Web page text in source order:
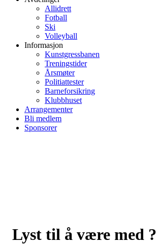
Allidrett
Fotball
Ski
Volleyball
Informasjon
Kunstgressbanen
Treningstider
Årsmøter
Politiattester
Barneforsikring
Klubbhuset
Arrangementer
Bli medlem
Sponsorer
Lyst til å være med ?